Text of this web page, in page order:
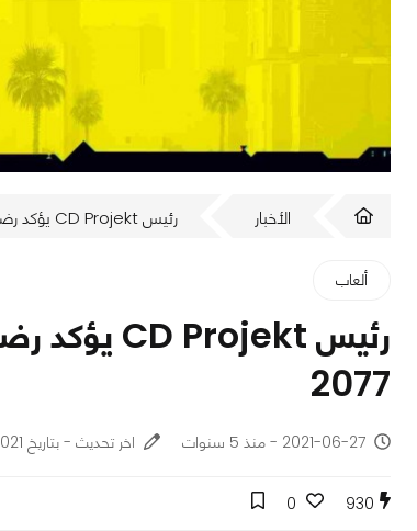
الأخبار رئيس CD Projekt يؤكد رضا فريقه عن استقرار وأداء Cyberpunk 2077
ألعاب
2077
2021-06-27 - منذ 5 سنوات اخر تحديث - بتاريخ 2021-07-28
930
0